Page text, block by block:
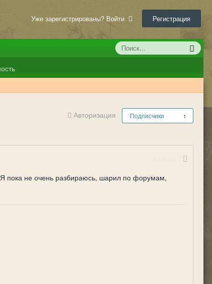
Уже зарегистрированы? Войти Регистрация
Авторизация Подписчики 1
Я пока не очень разбираюсь, шарил по форумам,